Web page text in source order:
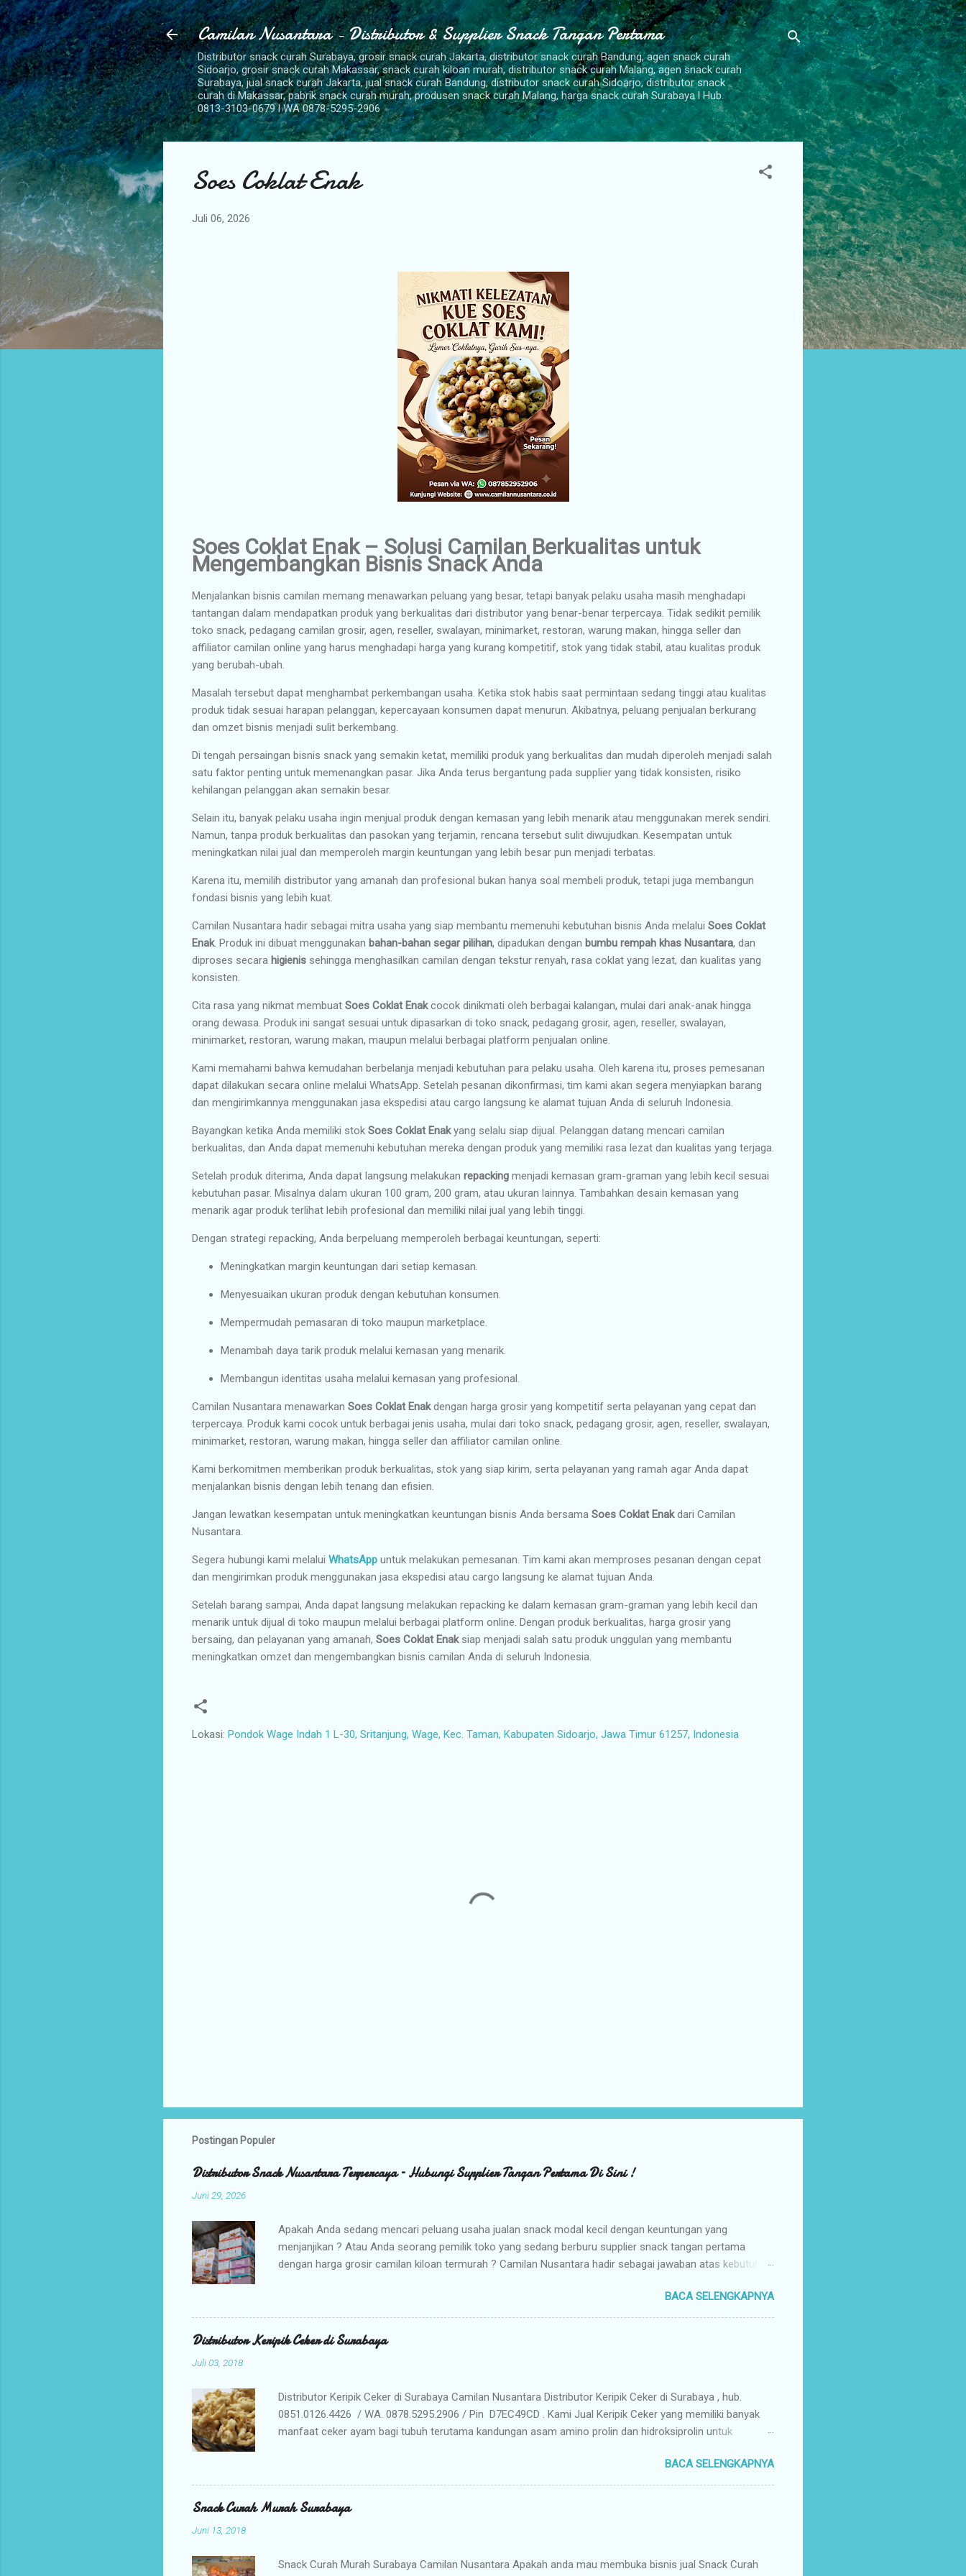
Langsung ke konten utama
Camilan Nusantara - Distributor & Supplier Snack Tangan Pertama
Distributor snack curah Surabaya, grosir snack curah Jakarta, distributor snack curah Bandung, agen snack curah
Sidoarjo, grosir snack curah Makassar, snack curah kiloan murah, distributor snack curah Malang, agen snack curah
Surabaya, jual snack curah Jakarta, jual snack curah Bandung, distributor snack curah Sidoarjo, distributor snack
curah di Makassar, pabrik snack curah murah, produsen snack curah Malang, harga snack curah Surabaya l Hub.
0813-3103-0679 l WA 0878-5295-2906
Soes Coklat Enak
Juli 06, 2026
Soes Coklat Enak – Solusi Camilan Berkualitas untuk
Mengembangkan Bisnis Snack Anda
Menjalankan bisnis camilan memang menawarkan peluang yang besar, tetapi banyak pelaku usaha masih menghadapi
tantangan dalam mendapatkan produk yang berkualitas dari distributor yang benar-benar terpercaya. Tidak sedikit pemilik
toko snack, pedagang camilan grosir, agen, reseller, swalayan, minimarket, restoran, warung makan, hingga seller dan
affiliator camilan online yang harus menghadapi harga yang kurang kompetitif, stok yang tidak stabil, atau kualitas produk
yang berubah-ubah.
Masalah tersebut dapat menghambat perkembangan usaha. Ketika stok habis saat permintaan sedang tinggi atau kualitas
produk tidak sesuai harapan pelanggan, kepercayaan konsumen dapat menurun. Akibatnya, peluang penjualan berkurang
dan omzet bisnis menjadi sulit berkembang.
Di tengah persaingan bisnis snack yang semakin ketat, memiliki produk yang berkualitas dan mudah diperoleh menjadi salah
satu faktor penting untuk memenangkan pasar. Jika Anda terus bergantung pada supplier yang tidak konsisten, risiko
kehilangan pelanggan akan semakin besar.
Selain itu, banyak pelaku usaha ingin menjual produk dengan kemasan yang lebih menarik atau menggunakan merek sendiri.
Namun, tanpa produk berkualitas dan pasokan yang terjamin, rencana tersebut sulit diwujudkan. Kesempatan untuk
meningkatkan nilai jual dan memperoleh margin keuntungan yang lebih besar pun menjadi terbatas.
Karena itu, memilih distributor yang amanah dan profesional bukan hanya soal membeli produk, tetapi juga membangun
fondasi bisnis yang lebih kuat.
Camilan Nusantara hadir sebagai mitra usaha yang siap membantu memenuhi kebutuhan bisnis Anda melalui Soes Coklat
Enak. Produk ini dibuat menggunakan bahan-bahan segar pilihan, dipadukan dengan bumbu rempah khas Nusantara, dan
diproses secara higienis sehingga menghasilkan camilan dengan tekstur renyah, rasa coklat yang lezat, dan kualitas yang
konsisten.
Cita rasa yang nikmat membuat Soes Coklat Enakcocok dinikmati oleh berbagai kalangan, mulai dari anak-anak hingga
orang dewasa. Produk ini sangat sesuai untuk dipasarkan di toko snack, pedagang grosir, agen, reseller, swalayan,
minimarket, restoran, warung makan, maupun melalui berbagai platform penjualan online.
Kami memahami bahwa kemudahan berbelanja menjadi kebutuhan para pelaku usaha. Oleh karena itu, proses pemesanan
dapat dilakukan secara online melalui WhatsApp. Setelah pesanan dikonfirmasi, tim kami akan segera menyiapkan barang
dan mengirimkannya menggunakan jasa ekspedisi atau cargo langsung ke alamat tujuan Anda di seluruh Indonesia.
Bayangkan ketika Anda memiliki stok Soes Coklat Enakyang selalu siap dijual. Pelanggan datang mencari camilan
berkualitas, dan Anda dapat memenuhi kebutuhan mereka dengan produk yang memiliki rasa lezat dan kualitas yang terjaga.
Setelah produk diterima, Anda dapat langsung melakukan repacking menjadi kemasan gram-graman yang lebih kecil sesuai
kebutuhan pasar. Misalnya dalam ukuran 100 gram, 200 gram, atau ukuran lainnya. Tambahkan desain kemasan yang
menarik agar produk terlihat lebih profesional dan memiliki nilai jual yang lebih tinggi.
Dengan strategi repacking, Anda berpeluang memperoleh berbagai keuntungan, seperti:
Meningkatkan margin keuntungan dari setiap kemasan.
Menyesuaikan ukuran produk dengan kebutuhan konsumen.
Mempermudah pemasaran di toko maupun marketplace.
Menambah daya tarik produk melalui kemasan yang menarik.
Membangun identitas usaha melalui kemasan yang profesional.
Camilan Nusantara menawarkan Soes Coklat Enakdengan harga grosir yang kompetitif serta pelayanan yang cepat dan
terpercaya. Produk kami cocok untuk berbagai jenis usaha, mulai dari toko snack, pedagang grosir, agen, reseller, swalayan,
minimarket, restoran, warung makan, hingga seller dan affiliator camilan online.
Kami berkomitmen memberikan produk berkualitas, stok yang siap kirim, serta pelayanan yang ramah agar Anda dapat
menjalankan bisnis dengan lebih tenang dan efisien.
Jangan lewatkan kesempatan untuk meningkatkan keuntungan bisnis Anda bersama Soes Coklat Enakdari Camilan
Nusantara.
Segera hubungi kami melalui WhatsApp untuk melakukan pemesanan. Tim kami akan memproses pesanan dengan cepat
dan mengirimkan produk menggunakan jasa ekspedisi atau cargo langsung ke alamat tujuan Anda.
Setelah barang sampai, Anda dapat langsung melakukan repacking ke dalam kemasan gram-graman yang lebih kecil dan
menarik untuk dijual di toko maupun melalui berbagai platform online. Dengan produk berkualitas, harga grosir yang
bersaing, dan pelayanan yang amanah, Soes Coklat Enaksiap menjadi salah satu produk unggulan yang membantu
meningkatkan omzet dan mengembangkan bisnis camilan Anda di seluruh Indonesia.
Lokasi: Pondok Wage Indah 1 L-30, Sritanjung, Wage, Kec. Taman, Kabupaten Sidoarjo, Jawa Timur 61257, Indonesia
Postingan Populer
Distributor Snack Nusantara Terpercaya – Hubungi Supplier Tangan Pertama Di Sini !
Juni 29, 2026
Apakah Anda sedang mencari peluang usaha jualan snack modal kecil dengan keuntungan yang
menjanjikan ? Atau Anda seorang pemilik toko yang sedang berburu supplier snack tangan pertama
dengan harga grosir camilan kiloan termurah ? Camilan Nusantara hadir sebagai jawaban atas kebutuhan
jajanan tradisional dan camilan kering berkualitas premium langsung dari gudang pusat (tangan pertama).
Mengapa Memilih Camilan Nusantara sebagai Mitra Bisnis Anda ? Harga Grosir Tangan Pertama : Karena
kami adalah distributor utama, Anda mendapatkan jaminan harga termurah untuk memaksimalkan margin
keuntungan Anda saat dijual kembali. Kualitas & Rasa Terjamin : Produk dikemas secara higienis, renyah,
BACA SELENGKAPNYA
Distributor Keripik Ceker di Surabaya
Juli 03, 2018
Distributor Keripik Ceker di Surabaya Camilan Nusantara Distributor Keripik Ceker di Surabaya , hub.
0851.0126.4426 / WA. 0878.5295.2906 / Pin D7EC49CD . Kami Jual Keripik Ceker yang memiliki banyak
manfaat ceker ayam bagi tubuh terutama kandungan asam amino prolin dan hidroksiprolin untuk
merupakan makanan ringan yang digoreng hingga krispi dan garing. Bumbu rempah-rempah yang
digunakan membuat rasa Keripik Ceker menjadi semakin menggoda. Rasa yang gurih dan renyah
membuat Keripik Ceker bisa menjadi pilihan istimewa untuk oleh-oleh keluarga. Keripik ceker ayam
adalah camilan khas Surabaya dengan cita rasa yang enak dan tekstur yang renyah kriuk banget,
BACA SELENGKAPNYA
Snack Curah Murah Surabaya
Juni 13, 2018
Snack Curah Murah Surabaya Camilan Nusantara Apakah anda mau membuka bisnis jual Snack Curah